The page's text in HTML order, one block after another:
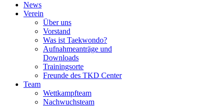
News
Verein
Über uns
Vorstand
Was ist Taekwondo?
Aufnahmeanträge und
Downloads
Trainingsorte
Freunde des TKD Center
Team
Wettkampfteam
Nachwuchsteam